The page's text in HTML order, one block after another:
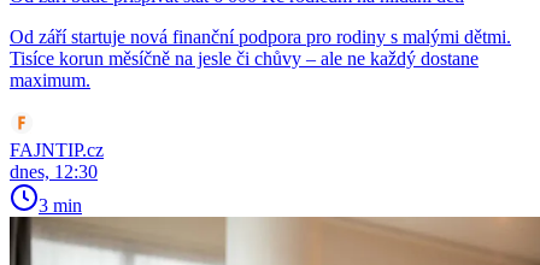
Od září startuje nová finanční podpora pro rodiny s malými dětmi.
Tisíce korun měsíčně na jesle či chůvy – ale ne každý dostane
maximum.
FAJNTIP.cz
dnes, 12:30
3 min